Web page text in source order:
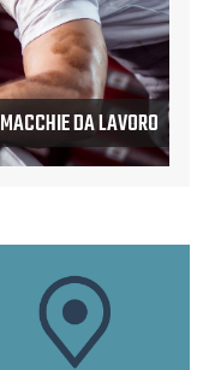
MACCHIE DA LAVORO